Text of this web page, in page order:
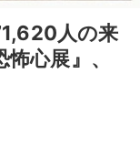
人の来
心展』、